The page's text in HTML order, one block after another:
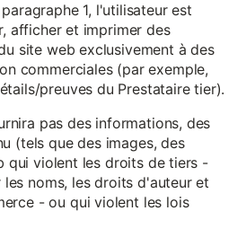
1, l'utilisateur est
afficher et imprimer des
site web exclusivement à des
commerciales (par exemple,
preuves du Prestataire tier).
pas des informations, des
(tels que des images, des
qui violent les droits de tiers -
noms, les droits d'auteur et
- ou qui violent les lois